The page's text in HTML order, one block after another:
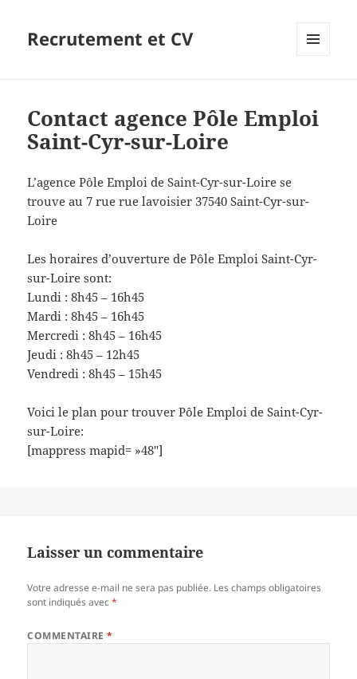
Recrutement et CV
Contact agence Pôle Emploi
Saint-Cyr-sur-Loire
L’agence Pôle Emploi de Saint-Cyr-sur-Loire se
trouve au 7 rue rue lavoisier 37540 Saint-Cyr-sur-
Loire
Les horaires d’ouverture de Pôle Emploi Saint-Cyr-
sur-Loire sont:
Lundi : 8h45 – 16h45
Mardi : 8h45 – 16h45
Mercredi : 8h45 – 16h45
Jeudi : 8h45 – 12h45
Vendredi : 8h45 – 15h45
Voici le plan pour trouver Pôle Emploi de Saint-Cyr-
sur-Loire:
[mappress mapid= »48″]
Laisser un commentaire
Votre adresse e-mail ne sera pas publiée. Les champs obligatoires
sont indiqués avec*
COMMENTAIRE*